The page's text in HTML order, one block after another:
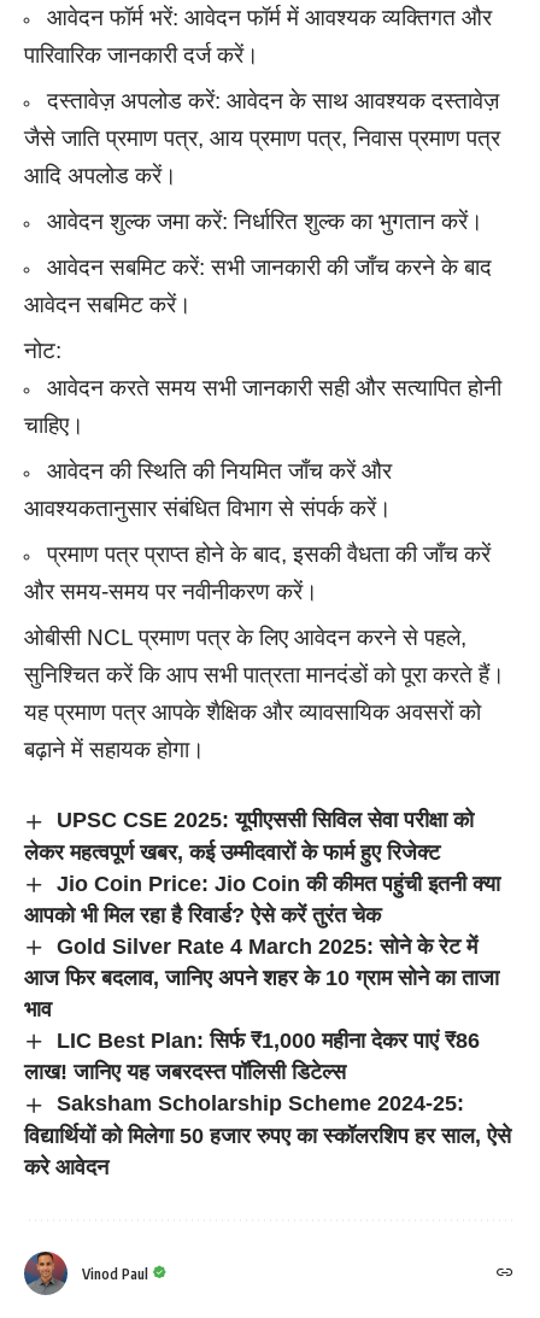
आवेदन फॉर्म भरें: आवेदन फॉर्म में आवश्यक व्यक्तिगत और
पारिवारिक जानकारी दर्ज करें।
दस्तावेज़ अपलोड करें: आवेदन के साथ आवश्यक दस्तावेज़
जैसे जाति प्रमाण पत्र, आय प्रमाण पत्र, निवास प्रमाण पत्र
आदि अपलोड करें।
आवेदन शुल्क जमा करें: निर्धारित शुल्क का भुगतान करें।
आवेदन सबमिट करें: सभी जानकारी की जाँच करने के बाद
आवेदन सबमिट करें।
नोट:
आवेदन करते समय सभी जानकारी सही और सत्यापित होनी
चाहिए।
आवेदन की स्थिति की नियमित जाँच करें और
आवश्यकतानुसार संबंधित विभाग से संपर्क करें।
प्रमाण पत्र प्राप्त होने के बाद, इसकी वैधता की जाँच करें
और समय-समय पर नवीनीकरण करें।
ओबीसी NCL प्रमाण पत्र के लिए आवेदन करने से पहले,
सुनिश्चित करें कि आप सभी पात्रता मानदंडों को पूरा करते हैं।
यह प्रमाण पत्र आपके शैक्षिक और व्यावसायिक अवसरों को
बढ़ाने में सहायक होगा।
UPSC CSE 2025: यूपीएससी सिविल सेवा परीक्षा को
लेकर महत्वपूर्ण खबर, कई उम्मीदवारों के फार्म हुए रिजेक्ट
Jio Coin Price: Jio Coin की कीमत पहुंची इतनी क्या
आपको भी मिल रहा है रिवार्ड? ऐसे करें तुरंत चेक
Gold Silver Rate 4 March 2025: सोने के रेट में
आज फिर बदलाव, जानिए अपने शहर के 10 ग्राम सोने का ताजा
भाव
LIC Best Plan: सिर्फ ₹1,000 महीना देकर पाएं ₹86
लाख! जानिए यह जबरदस्त पॉलिसी डिटेल्स
Saksham Scholarship Scheme 2024-25:
विद्यार्थियों को मिलेगा 50 हजार रुपए का स्कॉलरशिप हर साल, ऐसे
करे आवेदन
Vinod Paul